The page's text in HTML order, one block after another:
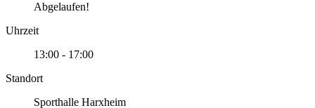
Abgelaufen!
Uhrzeit
13:00 - 17:00
Standort
Sporthalle Harxheim